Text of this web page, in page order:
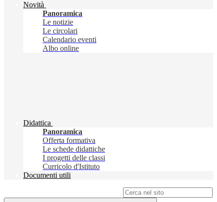
Novità
Panoramica
Le notizie
Le circolari
Calendario eventi
Albo online
Didattica
Panoramica
Offerta formativa
Le schede didattiche
I progetti delle classi
Curricolo d'Istituto
Documenti utili